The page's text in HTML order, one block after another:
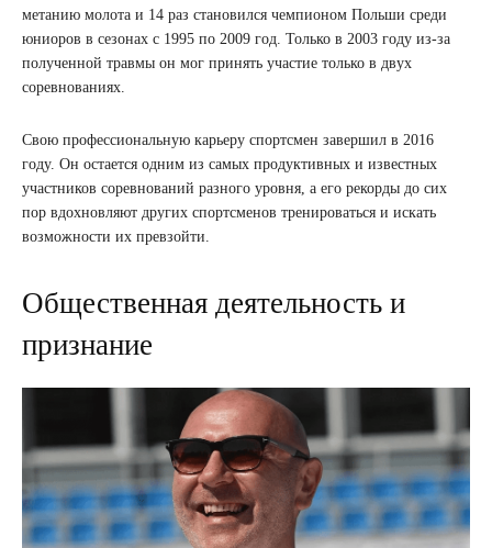
метанию молота и 14 раз становился чемпионом Польши среди
юниоров в сезонах с 1995 по 2009 год. Только в 2003 году из-за
полученной травмы он мог принять участие только в двух
соревнованиях.
Свою профессиональную карьеру спортсмен завершил в 2016
году. Он остается одним из самых продуктивных и известных
участников соревнований разного уровня, а его рекорды до сих
пор вдохновляют других спортсменов тренироваться и искать
возможности их превзойти.
Общественная деятельность и
признание